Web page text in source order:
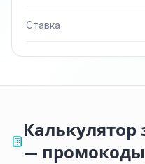
Ставка
— промокоды